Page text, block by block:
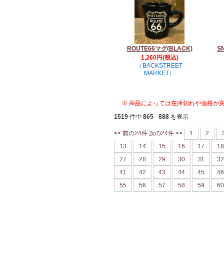
ROUTE66マグ(BLACK)
1,260円(税込)
（BACKSTREET
MARKET）
※ 商品によっては在庫切れや価格が
1519 件中 865 - 888 を表示
<< 前の24件 次の24件 >> 1 2
13
14 15 16 17
18
27
28 29 30 31
32
41
42 43 44 45
46
55
56 57 58 59 60